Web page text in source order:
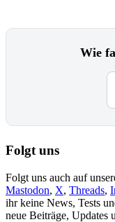
Wie
Folgt uns
Folgt uns auch auf
Mastodon, X, Threads,
ihr keine News, Tests
neue Beiträge, Updates